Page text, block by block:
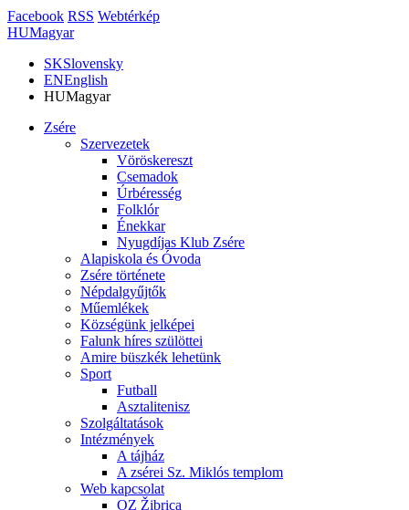
Facebook RSS Webtérkép
HUMagyar
SKSlovensky
ENEnglish
HUMagyar
Zsére
Szervezetek
Vöröskereszt
Csemadok
Úrbéresség
Folklór
Énekkar
Nyugdíjas Klub Zsére
Alapiskola és Óvoda
Zsére története
Népdalgyűjtők
Műemlékek
Községünk jelképei
Falunk híres szülöttei
Amire büszkék lehetünk
Sport
Futball
Asztalitenisz
Szolgáltatások
Intézmények
A tájház
A zsérei Sz. Miklós templom
Web kapcsolat
OZ Žibrica